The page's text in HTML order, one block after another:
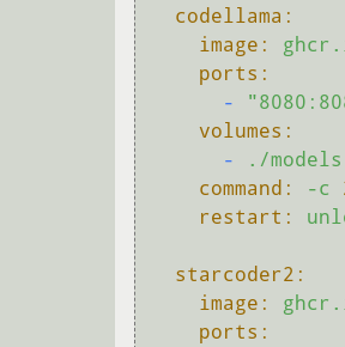
codellama:
image:
ports:
-
volumes:
-
./
command:
-c
restart:
starcoder2:
image:
ports: